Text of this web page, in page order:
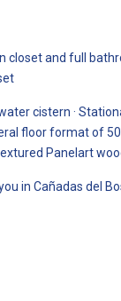
closet and full
cistern ·
floor format of
Panelart
in Cañadas del